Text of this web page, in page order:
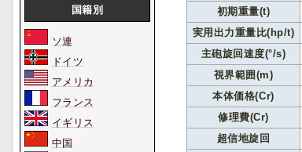
初期重量(t)
実用出力重量比(hp/t)
主砲旋回速度(°/s)
視界範囲(m)
本体価格(Cr)
修理費(Cr)
超信地旋回
国籍別
ソ連
ドイツ
アメリカ
フランス
イギリス
中国